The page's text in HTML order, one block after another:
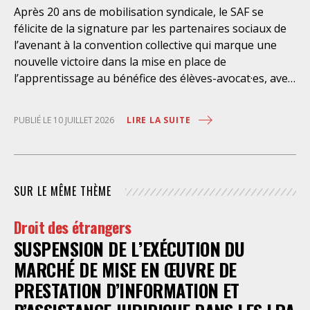
place les avocats titulaires dans une situation de
conflit d’intérêt évidente. Selon le juge des
Après 20 ans de mobilisation syndicale, le SAF se
félicite de la signature par les partenaires sociaux de
l’avenant à la convention collective qui marque une
nouvelle victoire dans la mise en place de
l’apprentissage au bénéfice des élèves-avocat·es, avec
discrimination géographique ou d’âge. Étant donné la
situation actuelle très précaire de bons
plus grande égalité d’accès à la profession. Il permet
avocat·e, en parallèle de l’école des avocats, tout en
bénéficiant des acquis de cette formation
immédiatement, sans que les coûts le rendent
inaccessible aux petits cabinets. Le SAF s’est
constamment mobilisé pour la réussite de cette
PUBLIÉ LE 10 JUILLET 2026 LIRE LA SUITE
SUR LE MÊME THÈME
Droit des étrangers
SUSPENSION DE L’EXÉCUTION DU
MARCHÉ DE MISE EN ŒUVRE DE
PRESTATION D’INFORMATION ET